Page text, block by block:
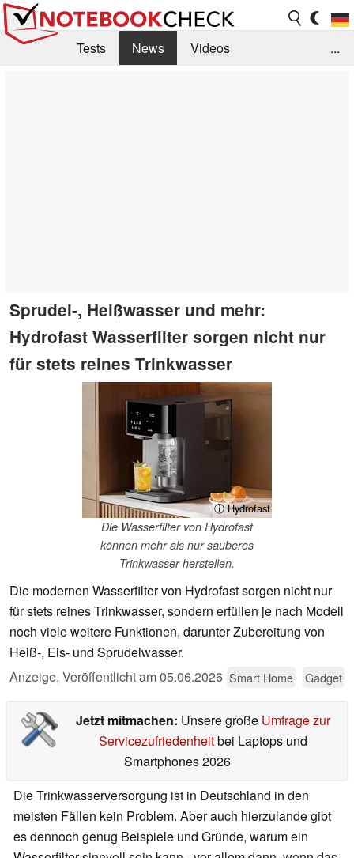
Tests News
Videos
...
Sprudel-, Heißwasser und mehr:
Hydrofast Wasserfilter sorgen nicht nur
für stets reines Trinkwasser
ⓘ Hydrofast
Die Wasserfilter von Hydrofast
können mehr als nur sauberes
Trinkwasser herstellen.
Die modernen Wasserfilter von Hydrofast sorgen nicht nur
für stets reines Trinkwasser, sondern erfüllen je nach Modell
noch viele weitere Funktionen, darunter Zubereitung von
Heiß-, Eis- und Sprudelwasser.
Anzeige, Veröffentlicht am05.06.2026 Smart Home Gadget
Jetzt mitmachen: Unsere große Umfrage zur
Servicezufriedenheitbei Laptops und
Smartphones 2026
Die Trinkwasserversorgung ist in Deutschland in den
meisten Fällen kein Problem. Aber auch hierzulande gibt
es dennoch genug Beispiele und Gründe, warum ein